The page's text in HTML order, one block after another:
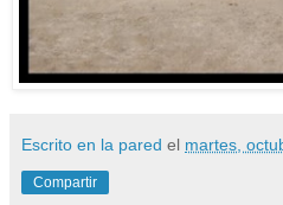
Escrito en la pared el martes,
Compartir